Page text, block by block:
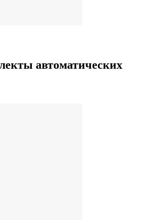
автоматических